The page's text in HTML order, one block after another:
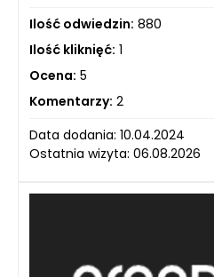
Ilość odwiedzin: 880
Ilość kliknięć: 1
Ocena: 5
Komentarzy: 2
Data dodania: 10.04.2024
Ostatnia wizyta: 06.08.2026